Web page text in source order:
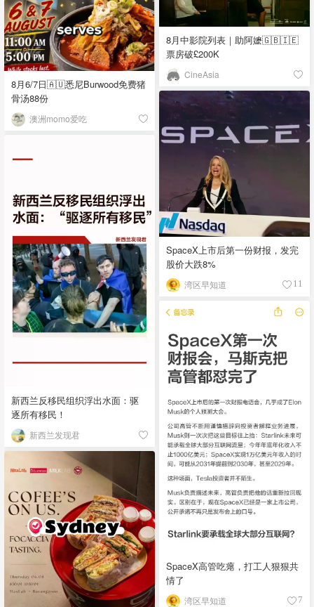
8月中影院列表｜助阿嬷🇬🇧🇮🇪
票房破£200K
CineAsia
8月6/7日🇦🇺悉尼Burwood免费猪
骨汤88份
澳洲momo爱吃
SpaceX上市后第一份财报，发完
股价大跌8%
湾区早知道 11
新西兰反移民组织浮出水面：驱
逐所有移民！
新西兰发现君
SpaceX高管吃瘪，打工人狠狠共
情了
湾区早知道 7